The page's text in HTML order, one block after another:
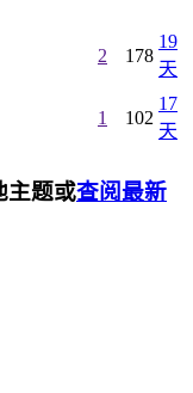
2 178
19
天
1 102
17
天
主题或查阅最新